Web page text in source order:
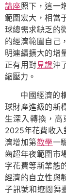
講座照下，這一
範圍宏大，相當
球總需求缺乏的
的經濟範圍自己
明連續擴大的增
正有用對 見證沖
縮壓力。
中國經濟的
球財產進級的新
生深入轉換，高
2025年花費收入
濟增加第教學一
齒超年夜範圍市
字花費等新業態
經濟的自立性與
子訊號和遼闊舞